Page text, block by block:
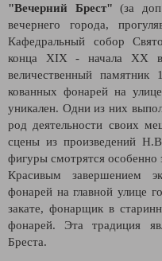
"Вечерний Брест" (за
вечернего города,
Кафедральный собор
конца XIX - начала XX
величественный
кованных фонарей на
уникален. Одни из них
род деятельности своих
сцены из произведений
фигуры смотрятся особенно
Красивым завершением
фонарей на главной улице
закате, фонарщик в
фонарей. Эта традиция
Бреста.